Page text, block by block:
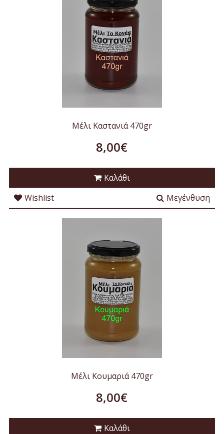
Μέλι Καστανιά 470gr
8,00€
Καλάθι
Wishlist
Μεγένθυση
Μέλι Κουμαριά 470gr
8,00€
Καλάθι